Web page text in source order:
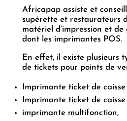
Africapap assiste et
supérette et restaurateurs
matériel d’impression et de
dont les imprimantes POS.
En effet, il existe plusieurs
de tickets pour points de
Imprimante ticket de
Imprimante ticket de
imprimante multifonction,